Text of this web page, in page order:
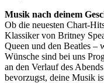
Musik nach deinem
Ob die neuesten Chart-
Klassiker von Britney
Queen und den Beatles –
Wünsche sind bei uns
an den Verlauf des
bevorzugst, deine Musik